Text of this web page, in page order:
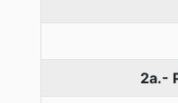
2a.-